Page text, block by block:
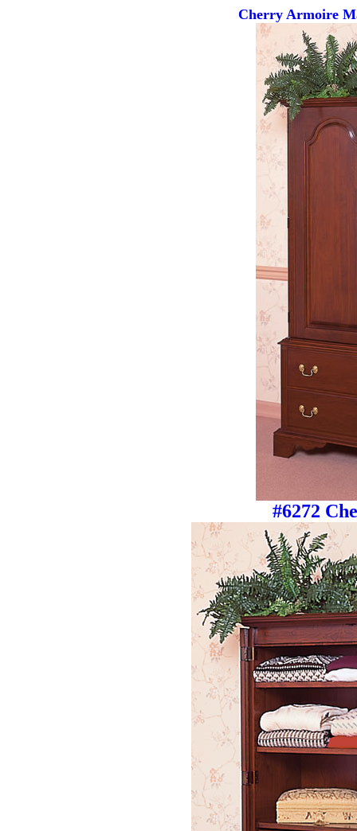
Cherry Armoire
#6272